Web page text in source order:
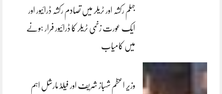
جہلم رکشہ اور ٹریلر میں تصادم رکشہ ڈرائیور اور
ایک عورت زخمی ٹریلر کا ڈرائیور فرار ہونے
میں کامیاب
وزیر اعظم شہباز شریف اور فیلڈ مارشل اہم